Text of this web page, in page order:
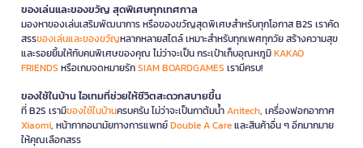
ของเล่นและของขวัญ สุดพิเศษทุกเทศกาล
มองหาของเล่นเสริมพัฒนาการ หรือของขวัญสุดพิเศษสำหรับทุกโอกาส B2S เราคัด
สรรของเล่นและของขวัญหลากหลายสไตล์ เหมาะสำหรับทุกเพศทุกวัย สร้างความสุข
และรอยยิ้มให้กับคนพิเศษของคุณ ไม่ว่าจะเป็น กระเป๋าเก็บอุณหภูมิKAKAO
FRIENDS หรือเกมจดหมายรักSIAM BOARDGAMES เรามีครบ!
ของใช้ในบ้าน ไอเทมที่ช่วยให้ชีวิตสะดวกสบายขึ้น
ที่ B2S เรามีของใช้ในบ้านครบครัน ไม่ว่าจะเป็นกาต้มน้ำAnitech, เครื่องฟอกอากาศ
Xiaomi, หน้ากากอนามัยทางการแพทย์Double A Careและสินค้าอื่น ๆ อีกมากมาย
ให้คุณเลือกสรร